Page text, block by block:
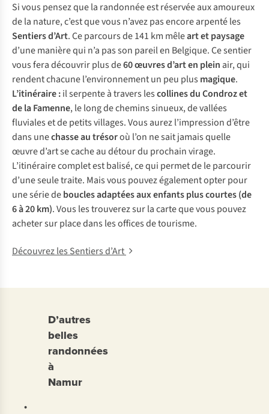
Si vous pensez que la randonnée est réservée aux amoureux
de la nature, c’est que vous n’avez pas encore arpenté les
Sentiers d’Art. Ce parcours de 141 km mêleart et paysage
d’une manière qui n’a pas son pareil en Belgique. Ce sentier
vous fera découvrir plus de60 œuvres d’art en plein air, qui
rendent chacune l’environnement un peu plus magique.
L’itinéraire :il serpente à travers lescollinesdu Condroz et
de la Famenne, le long de chemins sinueux, de vallées
fluviales et de petits villages. Vous aurez l’impression d’être
dans unechasse au trésoroù l’on ne sait jamais quelle
œuvre d’art se cache au détour du prochain virage.
L’itinéraire complet est balisé, ce qui permet de le parcourir
d’une seule traite. Mais vous pouvez également opter pour
une série deboucles adaptées aux enfants plus courtes (de
6 à 20 km). Vous les trouverez sur la carte que vous pouvez
acheter sur place dans les offices de tourisme.
Découvrez les Sentiers d’Art
D’autres
belles
randonnées
à
Namur
•